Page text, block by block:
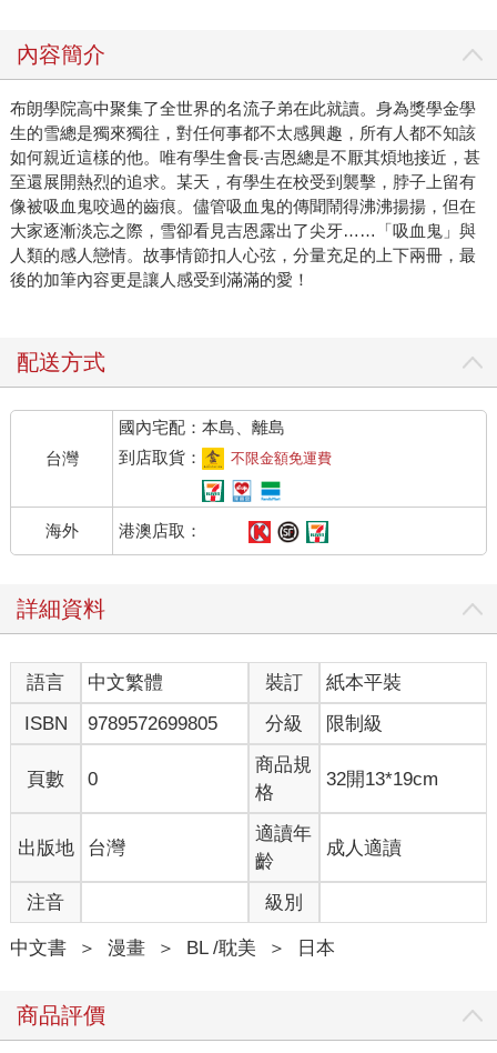
內容簡介
布朗學院高中聚集了全世界的名流子弟在此就讀。身為獎學金學
生的雪總是獨來獨往，對任何事都不太感興趣，所有人都不知該
如何親近這樣的他。唯有學生會長‧吉恩總是不厭其煩地接近，甚
至還展開熱烈的追求。某天，有學生在校受到襲擊，脖子上留有
像被吸血鬼咬過的齒痕。儘管吸血鬼的傳聞鬧得沸沸揚揚，但在
大家逐漸淡忘之際，雪卻看見吉恩露出了尖牙……「吸血鬼」與
人類的感人戀情。故事情節扣人心弦，分量充足的上下兩冊，最
後的加筆內容更是讓人感受到滿滿的愛！
配送方式
台灣
國內宅配：本島、離島
到店取貨：
不限金額免運費
海外 港澳店取：
詳細資料
語言 中文繁體 裝訂
紙本平裝
ISBN
9789572699805 分級 限制級
頁數 0
商品規
格
32開13*19cm
出版地 台灣
適讀年
齡
成人適讀
注音 級別
中文書 ＞ 漫畫 ＞ BL /耽美 ＞ 日本
商品評價